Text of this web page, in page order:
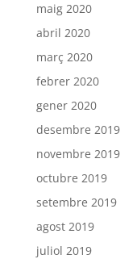
maig 2020
abril 2020
març 2020
febrer 2020
gener 2020
desembre 2019
novembre 2019
octubre 2019
setembre 2019
agost 2019
juliol 2019